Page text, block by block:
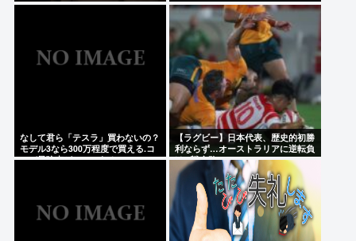
なして君ら「テスラ」買わないの？
モデル3なら300万程度で買える.コ
スパ最強車がここにあるのに
【ラグビー】日本代表、歴史的初勝
利ならず…オーストラリアに逆転負
け 8戦全敗